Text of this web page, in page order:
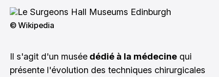
© Wikipedia
Il s'agit d'un musée dédié à la médecine qui
présente l'évolution des techniques chirurgicales